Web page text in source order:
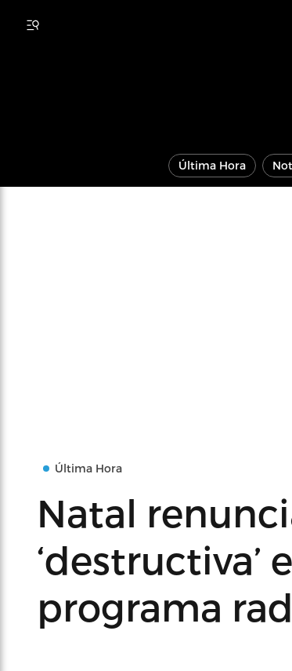
Última Hora
Última Hora
Natal
‘destructiva’
programa